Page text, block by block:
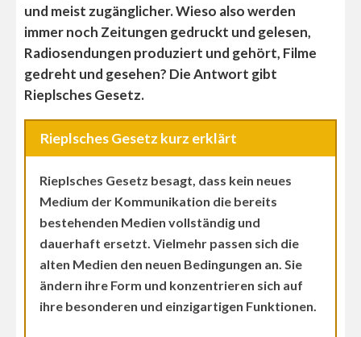
und meist zugänglicher. Wieso also werden
immer noch Zeitungen gedruckt und gelesen,
Radiosendungen produziert und gehört, Filme
gedreht und gesehen? Die Antwort gibt
Rieplsches Gesetz.
Rieplsches Gesetz kurz erklärt
Rieplsches Gesetz besagt, dass kein neues
Medium der Kommunikation die bereits
bestehenden Medien vollständig und
dauerhaft ersetzt. Vielmehr passen sich die
alten Medien den neuen Bedingungen an. Sie
ändern ihre Form und konzentrieren sich auf
ihre besonderen und einzigartigen Funktionen.